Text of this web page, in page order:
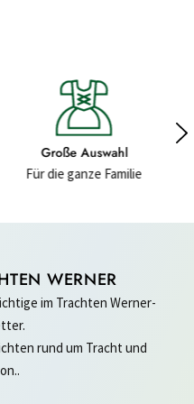
Hochwertige Materialien
Für ein gutes Gefühl
WERNER
im Trachten Werner-
rund um Tracht und